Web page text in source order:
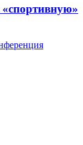
«спортивную»